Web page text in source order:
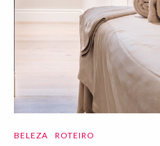
BELEZA ROTEIRO